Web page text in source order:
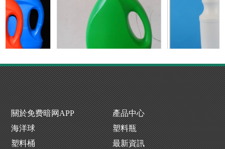
载生產廠家 洗衣液瓶生產廠 噴霧瓶廠
關於免费暗网APP
產品中心
海洋球
塑料瓶
塑料桶
最新資訊